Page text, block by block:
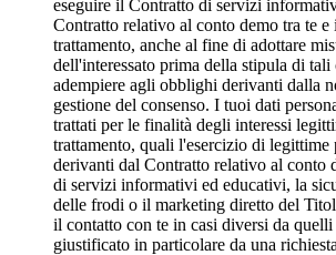
eseguire il Contratto di servizi
Contratto relativo al conto demo tra te e
trattamento, anche al fine di adottare
dell'interessato prima della stipula di
adempiere agli obblighi derivanti dalla
gestione del consenso. I tuoi dati
trattati per le finalità degli interessi
trattamento, quali l'esercizio di legittime
derivanti dal Contratto relativo al conto
di servizi informativi ed educativi, la
delle frodi o il marketing diretto del
il contatto con te in casi diversi da
giustificato in particolare da una